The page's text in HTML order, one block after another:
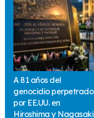
A 81 años del
genocidio perpetrado
por EE.UU. en
Hiroshima y Nagasaki